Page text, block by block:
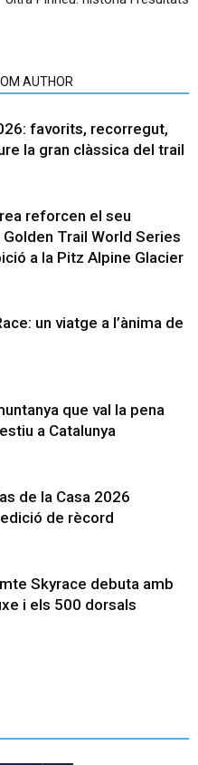
AUTHOR
favorits, recorregut,
la gran clàssica del trail
reforcen el seu
Trail World Series
a la Pitz Alpine Glacier
un viatge a l’ànima de
que val la pena
a Catalunya
de la Casa 2026
de rècord
Skyrace debuta amb
i els 500 dorsals